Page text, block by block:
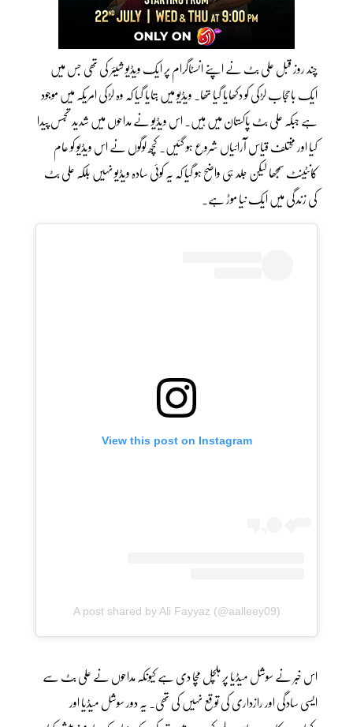
چند روز قبل علی بٹ نے اپنے انسٹاگرام پر ایک ویڈیو شیئر کی تھی جس میں
ایک باحجاب لڑکی کو دکھایا گیا تھا۔ ویڈیو میں بتایا گیا کہ وہ لڑکی امریکہ میں موجود
ہے جبکہ علی بٹ پاکستان میں ہیں۔ اس ویڈیو نے مداحوں میں شدید تجسس پیدا
کیا اور مختلف قیاس آرائیاں شروع ہو گئیں۔ کچھ لوگوں نے اس ویڈیو کو عام
کانٹینٹ سمجھا لیکن جلد ہی واضح ہو گیا کہ یہ کوئی سادہ ویڈیو نہیں بلکہ علی بٹ
کی زندگی میں ایک نیا موڑ ہے۔
View this post on Instagram
A post shared by Ali Fayyaz (@aalleey09)
اس خبر نے سوشل میڈیا پر ہلچل مچا دی ہے کیونکہ مداحوں نے علی بٹ سے
ایسی سادگی اور رازداری کی توقع نہیں کی تھی۔ یہ دور سوشل میڈیا اور